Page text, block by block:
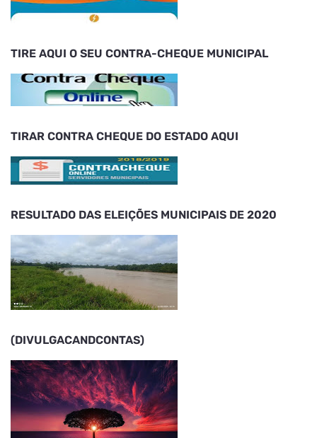
TIRE AQUI O SEU CONTRA-CHEQUE MUNICIPAL
TIRAR CONTRA CHEQUE DO ESTADO AQUI
RESULTADO DAS ELEIÇÕES MUNICIPAIS DE 2020
(DIVULGACANDCONTAS)